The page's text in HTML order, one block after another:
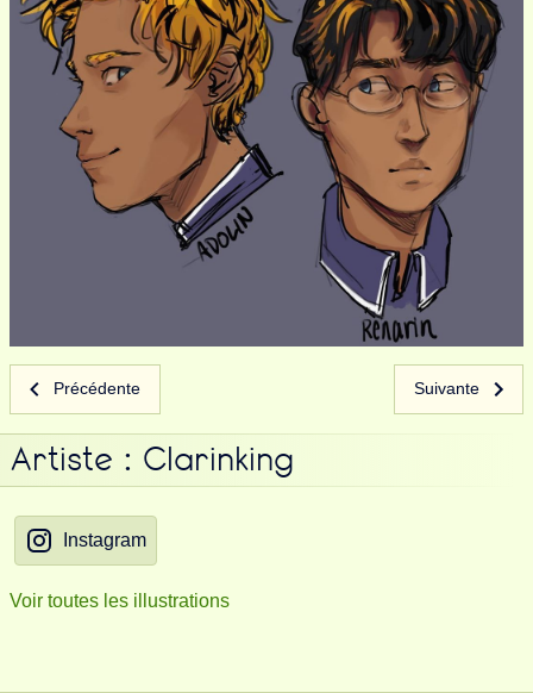
Précédente Suivante
Artiste : Clarinking
Instagram
Voir toutes les illustrations